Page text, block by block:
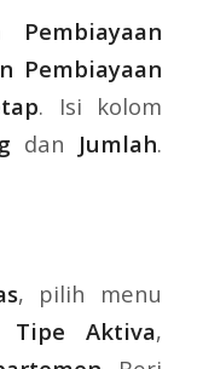
Pembiayaan
Pembiayaan
. Isi kolom
dan Jumlah.
, pilih menu
Tipe Aktiva,